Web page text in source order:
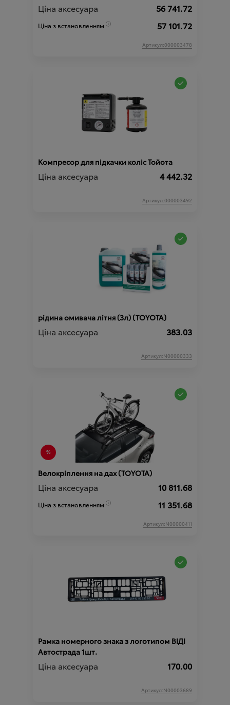
Ціна аксесуара 56 741.72
Ціна з встановленням 57 101.72
Артикул:000003478
Компресор для підкачки коліс Тойота
Ціна аксесуара 4 442.32
Артикул:000003492
рідина омивача літня (3л) (TOYOTA)
Ціна аксесуара 383.03
Артикул:N00000333
Велокріплення на дах (TOYOTA)
Ціна аксесуара 10 811.68
Ціна з встановленням 11 351.68
Артикул:N00000411
Рамка номерного знака з логотипом ВІДІ
Автострада 1шт.
Ціна аксесуара 170.00
Артикул:N00003689